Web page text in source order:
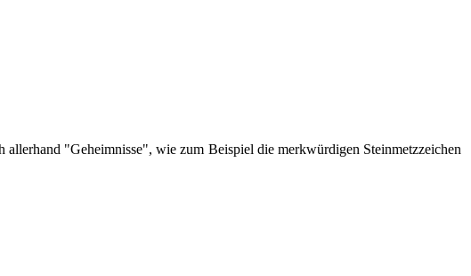
"Geheimnisse", wie zum Beispiel die merkwürdigen Steinmetzzeichen